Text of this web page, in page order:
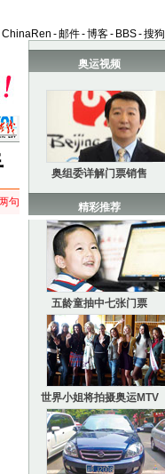
ChinaRen -邮件-博客- BBS-搜狗
句
奥运视频
奥组委详解门票销售
精彩推荐
五龄童抽中七张门票
世界小姐将拍摄奥运MTV